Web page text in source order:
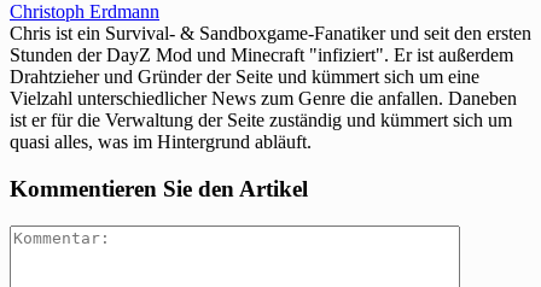
Christoph Erdmann
Chris ist ein Survival- & Sandboxgame-Fanatiker und seit den ersten
Stunden der DayZ Mod und Minecraft "infiziert". Er ist außerdem
Drahtzieher und Gründer der Seite und kümmert sich um eine
Vielzahl unterschiedlicher News zum Genre die anfallen. Daneben
ist er für die Verwaltung der Seite zuständig und kümmert sich um
quasi alles, was im Hintergrund abläuft.
Kommentieren Sie den Artikel